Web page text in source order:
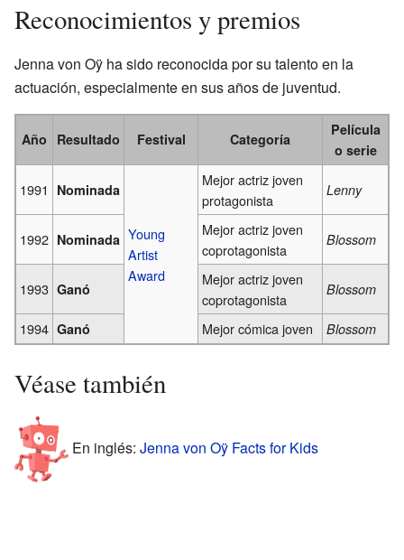
Reconocimientos y premios
Jenna von Oÿ ha sido reconocida por su talento en la
actuación, especialmente en sus años de juventud.
Año Resultado Festival Categoría
Película
o serie
1991 Nominada
Young
Artist
Award
Mejor actriz joven
protagonista
Lenny
1992 Nominada
Mejor actriz joven
coprotagonista
Blossom
1993 Ganó
Mejor actriz joven
coprotagonista
Blossom
1994 Ganó Mejor cómica joven Blossom
Véase también
En inglés: Jenna von Oÿ Facts for Kids